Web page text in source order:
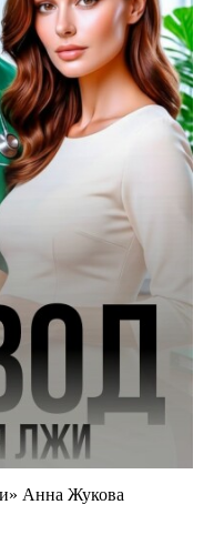
Анна Жукова